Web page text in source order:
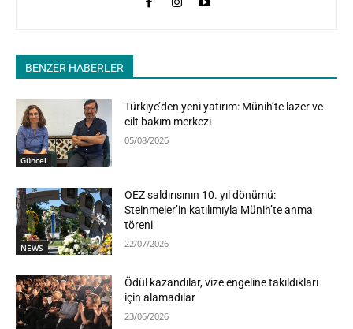
BENZER HABERLER
Güncel
Türkiye’den yeni yatırım: Münih’te lazer ve
cilt bakım merkezi
05/08/2026
NEWS
OEZ saldırısının 10. yıl dönümü:
Steinmeier’in katılımıyla Münih’te anma
töreni
22/07/2026
Ödül kazandılar, vize engeline takıldıkları
için alamadılar
23/06/2026